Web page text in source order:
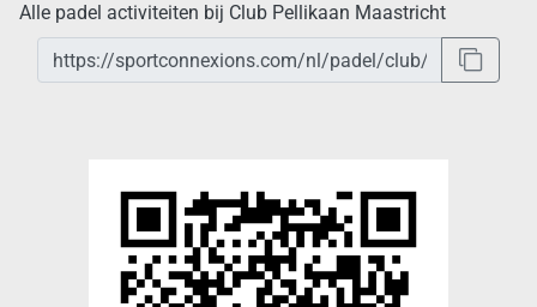
Alle padel activiteiten bij Club Pellikaan Maastricht